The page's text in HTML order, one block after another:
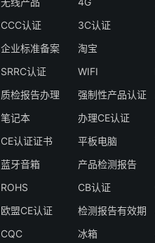
CCC认证
3C认证
企业标准备案
淘宝
SRRC认证
WIFI
质检报告办理
强制性产品认证
笔记本
办理CE认证
CE认证证书
平板电脑
蓝牙音箱
产品检测报告
ROHS
CB认证
欧盟CE认证
检测报告有效期
CQC
冰箱